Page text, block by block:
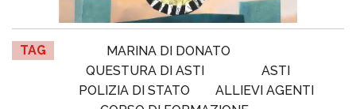
TAG
MARINA DI DONATO
QUESTURA DI ASTI
ASTI
POLIZIA DI STATO
ALLIEVI AGENTI